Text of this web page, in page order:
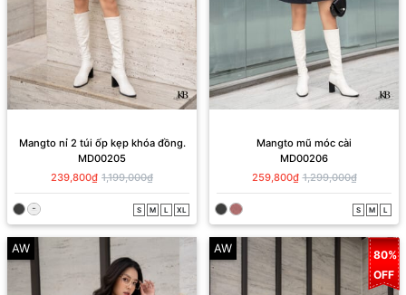
Mangto nỉ 2 túi ốp kẹp khóa đồng.
MD00205
239,800₫ 1,199,000₫
S M L XL
Mangto mũ móc cài
MD00206
259,800₫ 1,299,000₫
S M L
AW AW
80%
OFF